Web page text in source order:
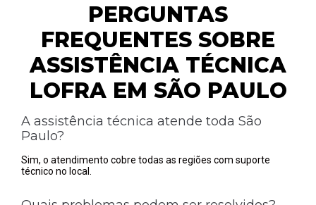
PERGUNTAS
FREQUENTES SOBRE
ASSISTÊNCIA TÉCNICA
LOFRA EM SÃO PAULO
A assistência técnica atende toda São
Paulo?
Sim, o atendimento cobre todas as regiões com suporte
técnico no local.